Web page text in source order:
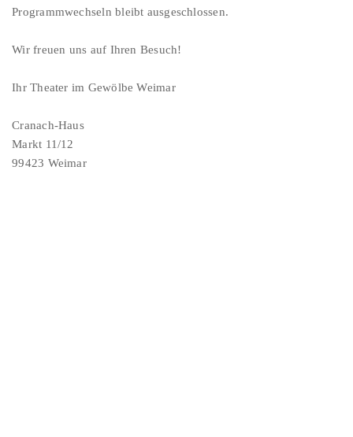
Programmwechseln bleibt ausgeschlossen.
Wir freuen uns auf Ihren Besuch!
Ihr Theater im Gewölbe Weimar
Cranach-Haus
Markt 11/12
99423 Weimar